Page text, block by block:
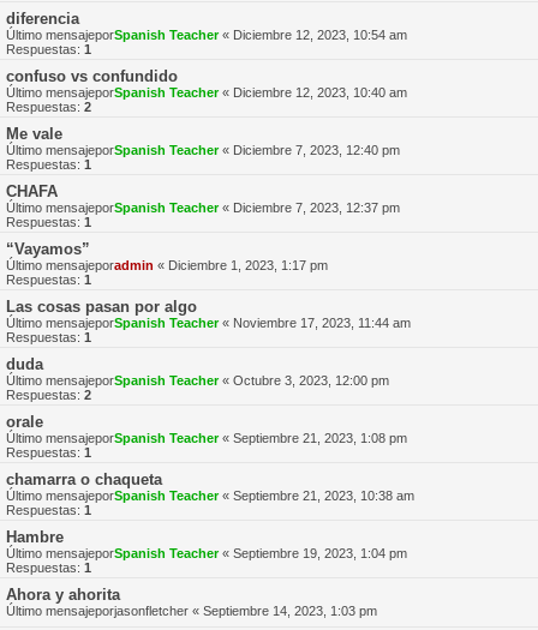
diferencia
Último mensajeporSpanish Teacher« Diciembre 12, 2023, 10:54 am
Respuestas: 1
confuso vs confundido
Último mensajeporSpanish Teacher« Diciembre 12, 2023, 10:40 am
Respuestas: 2
Me vale
Último mensajeporSpanish Teacher« Diciembre 7, 2023, 12:40 pm
Respuestas: 1
CHAFA
Último mensajeporSpanish Teacher« Diciembre 7, 2023, 12:37 pm
Respuestas: 1
“Vayamos”
Último mensajeporadmin « Diciembre 1, 2023, 1:17 pm
Respuestas: 1
Las cosas pasan por algo
Último mensajeporSpanish Teacher« Noviembre 17, 2023, 11:44 am
Respuestas: 1
duda
Último mensajeporSpanish Teacher« Octubre 3, 2023, 12:00 pm
Respuestas: 2
orale
Último mensajeporSpanish Teacher« Septiembre 21, 2023, 1:08 pm
Respuestas: 1
chamarra o chaqueta
Último mensajeporSpanish Teacher« Septiembre 21, 2023, 10:38 am
Respuestas: 1
Hambre
Último mensajeporSpanish Teacher« Septiembre 19, 2023, 1:04 pm
Respuestas: 1
Ahora y ahorita
Último mensajeporjasonfletcher « Septiembre 14, 2023, 1:03 pm